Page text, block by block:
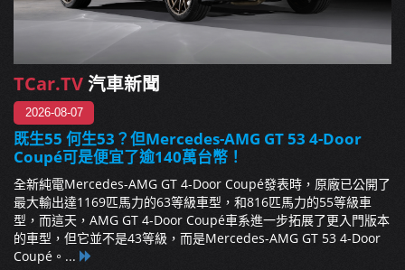
TCar.TV汽車新聞
2026-08-07
既生55 何生53？但Mercedes-AMG GT 53 4-Door
Coupé可是便宜了逾140萬台幣！
全新純電Mercedes-AMG GT 4-Door Coupé發表時，原廠已公開了
最大輸出達1169匹馬力的63等級車型，和816匹馬力的55等級車
型，而這天，AMG GT 4-Door Coupé車系進一步拓展了更入門版本
的車型，但它並不是43等級，而是Mercedes-AMG GT 53 4-Door
Coupé。...